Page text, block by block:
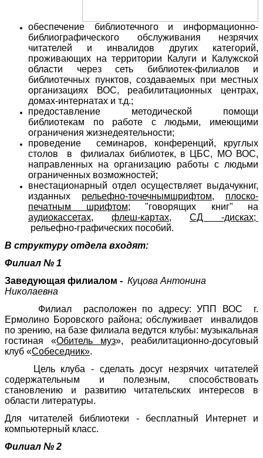
обеспечение библиотечного и информационно-
библиографического обслуживания незрячих
читателей и инвалидов других категорий,
проживающих на территории Калуги и Калужской
области через сеть библиотек-филиалов и
библиотечных пунктов, создаваемых при местных
организациях ВОС, реабилитационных центрах,
домах-интернатах и т.д.;
предоставление методической помощи
библиотекам по работе с людьми, имеющими
ограничения жизнедеятельности;
проведение семинаров, конференций, круглых
столов в филиалах библиотек, в ЦБС, МО ВОС,
направленных на организацию работы с людьми
ограниченных возможностей;
внестационарный отдел осуществляет выдачукниг,
изданных рельефно-точечнымшрифтом,
плоско-
печатным шрифтом; "говорящих книг" на
аудиокассетах,
флеш-картах,
СД -дисках;
рельефно-графических пособий.
В структуру отдела входят:
Филиал № 1
Заведующая филиалом - Куцова Антонина
Николаевна
Филиал расположен по адресу: УПП ВОС г.
Ермолино Боровского района; обслуживает инвалидов
по зрению, на базе филиала ведутся клубы: музыкальная
гостиная «Обитель муз», реабилитационно-досуговый
клуб «Собеседник».
Цель клуба - сделать досуг незрячих читателей
содержательным и полезным, способствовать
становлению и развитию читательских интересов в
области литературы.
Для читателей библиотеки - бесплатный Интернет и
компьютерный класс.
Филиал № 2